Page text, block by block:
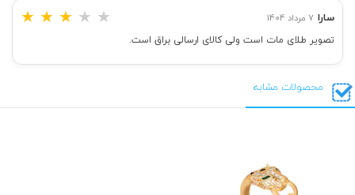
سارا 7 مرداد 1404 ★ ★ ★ ★ ★
تصویر طلای مات است ولی کالای ارسالی براق است.
محصولات مشابه